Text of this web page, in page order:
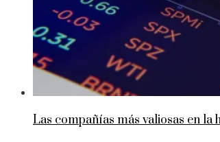
Las compañías más valiosas en